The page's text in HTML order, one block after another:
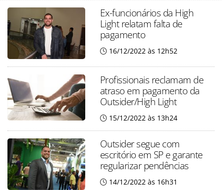
Ex-funcionários da High
Light relatam falta de
pagamento
16/12/2022 às 12h52
Profissionais reclamam de
atraso em pagamento da
Outsider/High Light
15/12/2022 às 13h24
Outsider segue com
escritório em SP e garante
regularizar pendências
14/12/2022 às 16h31